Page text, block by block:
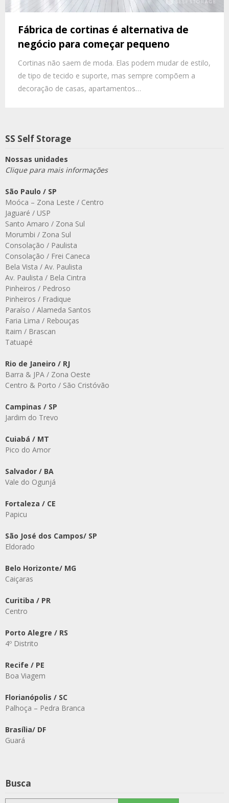
Fábrica de cortinas é alternativa de
negócio para começar pequeno
Cortinas não saem de moda. Elas podem mudar de estilo,
de tipo de tecido e suporte, mas sempre compõem a
decoração de casas, apartamentos…
SS Self Storage
Nossas unidades
Clique para mais informações
São Paulo / SP
Moóca – Zona Leste / Centro
Jaguaré / USP
Santo Amaro / Zona Sul
Morumbi / Zona Sul
Consolação / Paulista
Consolação / Frei Caneca
Bela Vista / Av. Paulista
Av. Paulista / Bela Cintra
Pinheiros / Pedroso
Pinheiros / Fradique
Paraíso / Alameda Santos
Faria Lima / Rebouças
Itaim / Brascan
Tatuapé
Rio de Janeiro / RJ
Barra & JPA / Zona Oeste
Centro & Porto / São Cristóvão
Campinas / SP
Jardim do Trevo
Cuiabá / MT
Pico do Amor
Salvador / BA
Vale do Ogunjá
Fortaleza / CE
Papicu
São José dos Campos/ SP
Eldorado
Belo Horizonte/ MG
Caiçaras
Curitiba / PR
Centro
Porto Alegre / RS
4º Distrito
Recife / PE
Boa Viagem
Florianópolis / SC
Palhoça – Pedra Branca
Brasília/ DF
Guará
Busca